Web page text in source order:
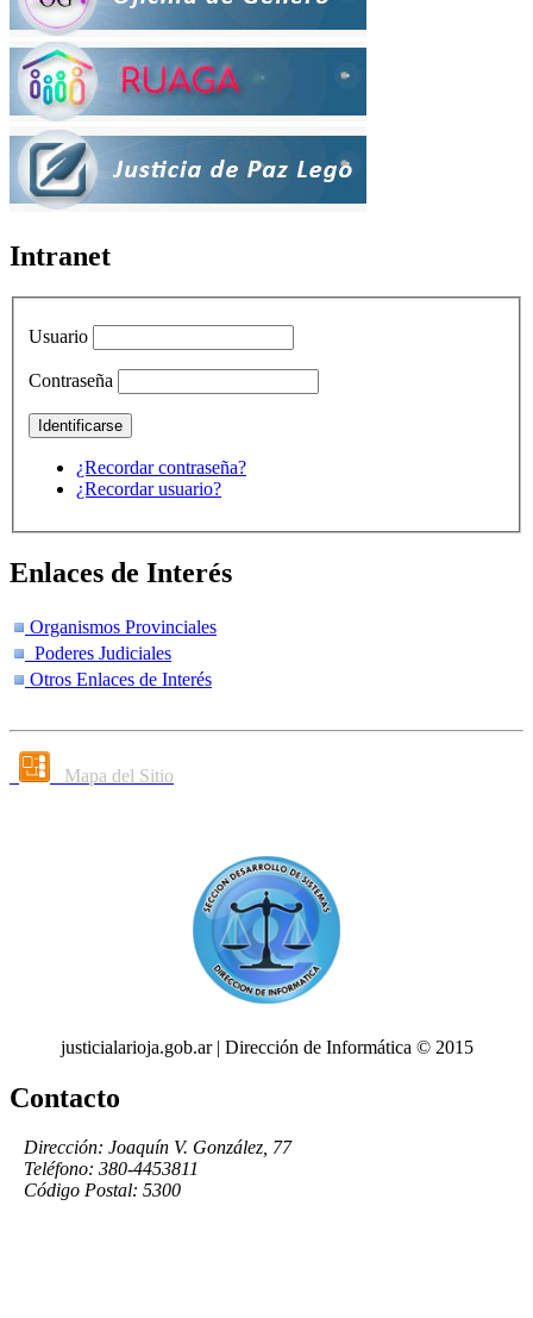
Intranet
Usuario
Contraseña
¿Recordar contraseña?
¿Recordar usuario?
Enlaces de Interés
Organismos Provinciales
Poderes Judiciales
Otros Enlaces de Interés
Mapa del Sitio
justicialarioja.gob.ar | Dirección de Informática © 2015
Contacto
Dirección: Joaquín V. González, 77
Teléfono: 380-4453811
Código Postal: 5300